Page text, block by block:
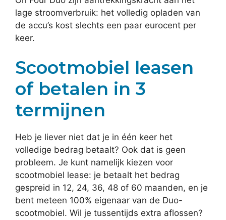
lage stroomverbruik: het volledig opladen van
de accu’s kost slechts een paar eurocent per
keer.
Scootmobiel leasen
of betalen in 3
termijnen
Heb je liever niet dat je in één keer het
volledige bedrag betaalt? Ook dat is geen
probleem. Je kunt namelijk kiezen voor
scootmobiel lease: je betaalt het bedrag
gespreid in 12, 24, 36, 48 of 60 maanden, en je
bent meteen 100% eigenaar van de Duo-
scootmobiel. Wil je tussentijds extra aflossen?